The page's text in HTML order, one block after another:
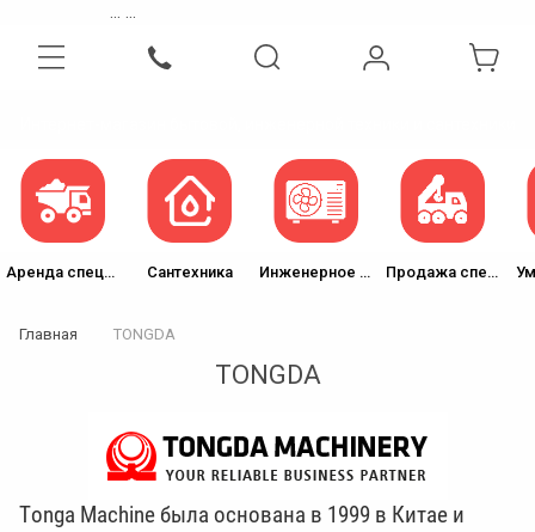
... ...
Аренда спецтехники Сантехника Инженерное оборудование Продажа спецтехники
Главная TONGDA
TONGDA
Tonga Machine была основана в 1999 в Китае и